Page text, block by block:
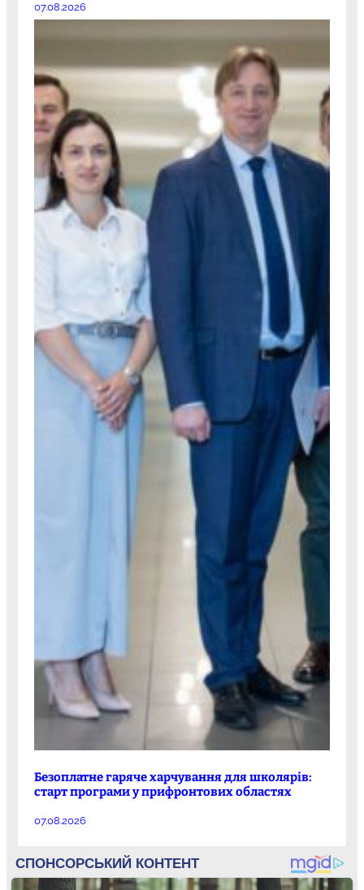
07.08.2026
Безоплатне гаряче харчування для школярів:
старт програми у прифронтових областях
07.08.2026